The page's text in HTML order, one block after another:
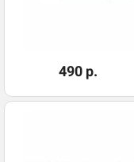
490 р.